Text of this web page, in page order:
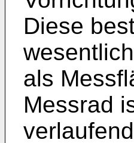
Diese
als
Messrad